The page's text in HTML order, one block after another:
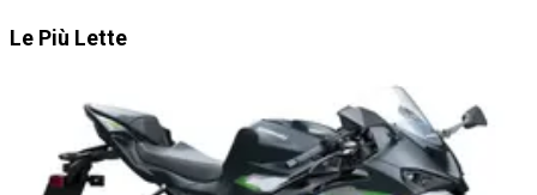
Le Più Lette